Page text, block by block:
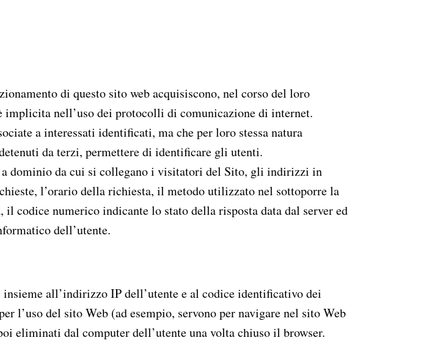
di questo sito web acquisiscono, nel corso del loro
nell’uso dei protocolli di comunicazione di internet.
a interessati identificati, ma che per loro stessa natura
da terzi, permettere di identificare gli utenti.
dominio da cui si collegano i visitatori del Sito, gli indirizzi in
l’orario della richiesta, il metodo utilizzato nel sottoporre la
codice numerico indicante lo stato della risposta data dal server ed
dell’utente.
all’indirizzo IP dell’utente e al codice identificativo dei
l’uso del sito Web (ad esempio, servono per navigare nel sito Web
eliminati dal computer dell’utente una volta chiuso il browser.